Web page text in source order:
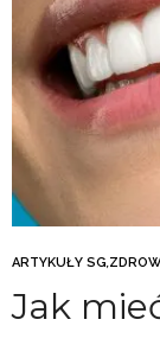
ARTYKUŁY SG,
Jak